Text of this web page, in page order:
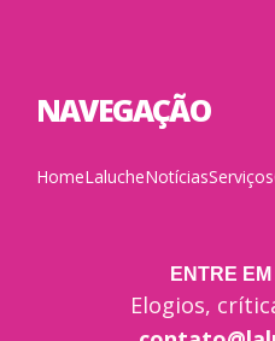
NAVEGAÇÃO
HomeLalucheNotíciasServiços
ENTRE
Elogios,